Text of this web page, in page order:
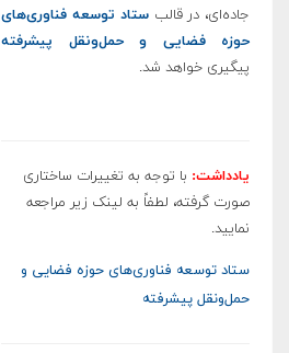
جاده‌ای، در قالبستاد توسعه فناوری‌های
حوزه فضایی و حمل‌و‌نقل پیشرفته
پیگیری خواهد شد.
یادداشت: با توجه به تغییرات ساختاری
صورت گرفته، لطفاً به لینک زیر مراجعه
نمایید.
ستاد توسعه فناوری‌های حوزه فضایی و
حمل‌و‌نقل پیشرفته